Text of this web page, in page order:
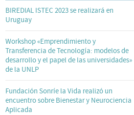
BIREDIAL ISTEC 2023 se realizará en
Uruguay
Workshop «Emprendimiento y
Transferencia de Tecnología: modelos de
desarrollo y el papel de las universidades»
de la UNLP
Fundación Sonríe la Vida realizó un
encuentro sobre Bienestar y Neurociencia
Aplicada